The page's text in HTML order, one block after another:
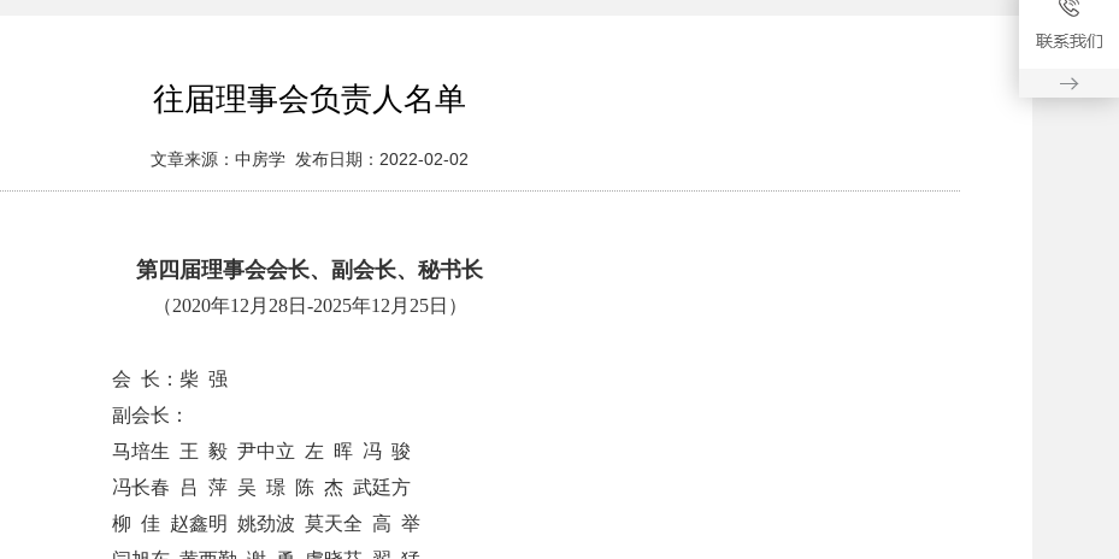
往届理事会负责人名单
文章来源：中房学 发布日期：2022-02-02
第四届理事会会长、副会长、秘书长
（2020年12月28日-2025年12月25日）
会 长：柴 强
副会长：
马培生 王 毅 尹中立 左 晖 冯 骏
冯长春 吕 萍 吴 璟 陈 杰 武廷方
柳 佳 赵鑫明 姚劲波 莫天全 高 举